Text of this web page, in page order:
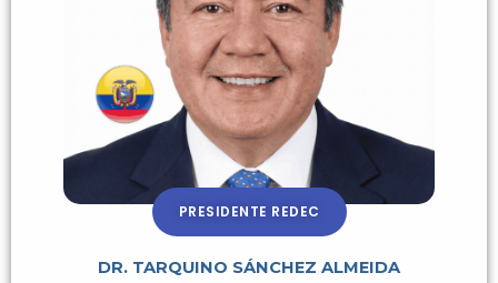
PRESIDENTE REDEC
DR. TARQUINO SÁNCHEZ ALMEIDA